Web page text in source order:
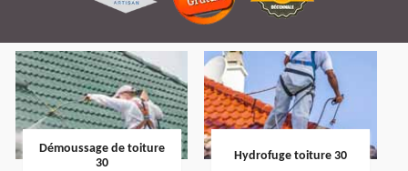
Démoussage de toiture
30
Hydrofuge toiture 30